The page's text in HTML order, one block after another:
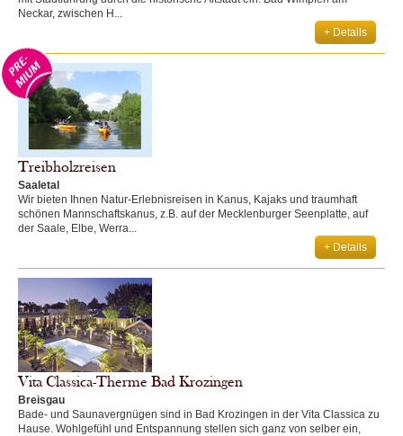
Neckar, zwischen H...
+ Details
Treibholzreisen
Saaletal
Wir bieten Ihnen Natur-Erlebnisreisen in Kanus, Kajaks und traumhaft
schönen Mannschaftskanus, z.B. auf der Mecklenburger Seenplatte, auf
der Saale, Elbe, Werra...
+ Details
Vita Classica-Therme Bad Krozingen
Breisgau
Bade- und Saunavergnügen sind in Bad Krozingen in der Vita Classica zu
Hause. Wohlgefühl und Entspannung stellen sich ganz von selber ein,